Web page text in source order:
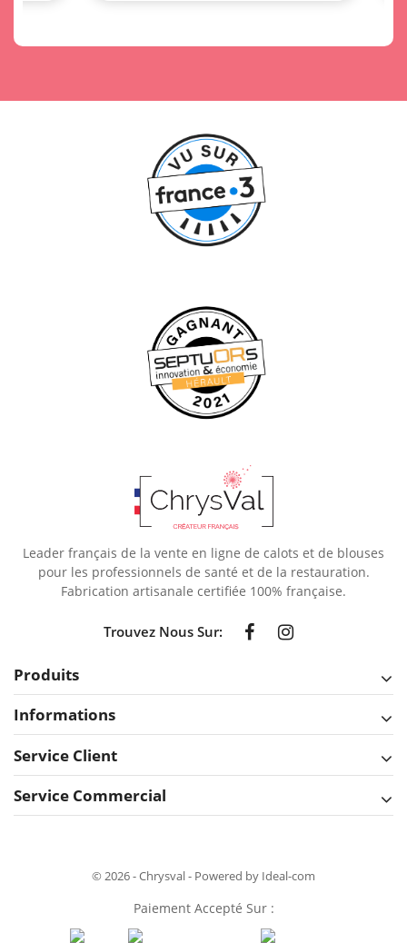
Leader français de la vente en ligne de calots et de blouses
pour les professionnels de santé et de la restauration.
Fabrication artisanale certifiée 100% française.
Trouvez Nous Sur:
Produits
Informations
Service Client
Service Commercial
© 2026 - Chrysval - Powered by Ideal-com
Paiement Accepté Sur :